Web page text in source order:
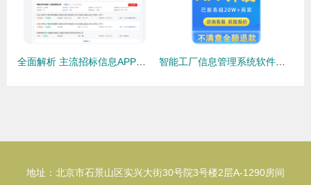
地址：北京市石景山区实兴大街30号院3号楼2层A-1290房间